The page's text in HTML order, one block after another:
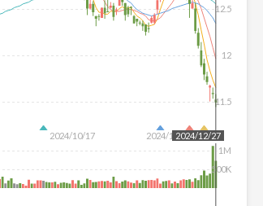
2024/10/17 2024/12/04
11.5
12
12.5
2024/12/27
500K
1M